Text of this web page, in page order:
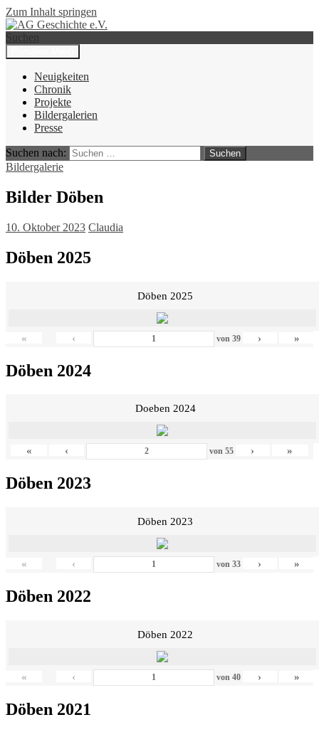
Zum Inhalt springen
AG Geschichte e.V.
Suchen
Neuigkeiten
Chronik
Projekte
Bildergalerien
Presse
Suchen nach:
Bildergalerie
Bilder Döben
10. Oktober 2023 Claudia
Döben 2025
Döben 2025
« ‹ von 39 › »
Döben 2024
Doeben 2024
« ‹ von 55 › »
Döben 2023
Döben 2023
« ‹ von 33 › »
Döben 2022
Döben 2022
« ‹ von 40 › »
Döben 2021